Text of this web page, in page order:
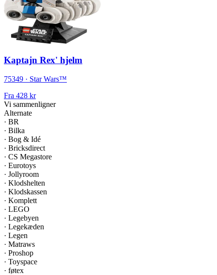
Kaptajn Rex' hjelm
75349 · Star Wars™
Fra 428 kr
Vi sammenligner
Alternate
· BR
· Bilka
· Bog & Idé
· Bricksdirect
· CS Megastore
· Eurotoys
· Jollyroom
· Klodshelten
· Klodskassen
· Komplett
· LEGO
· Legebyen
· Legekæden
· Legen
· Matraws
· Proshop
· Toyspace
· føtex